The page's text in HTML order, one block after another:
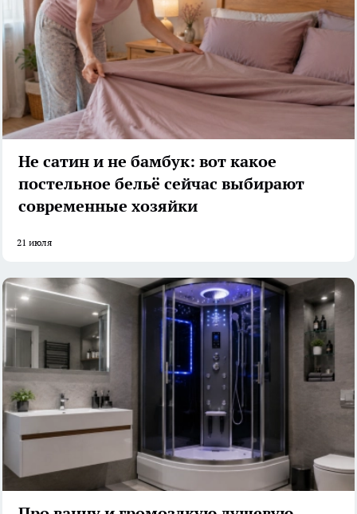
Не сатин и не бамбук: вот какое
постельное бельё сейчас выбирают
современные хозяйки
21 июля